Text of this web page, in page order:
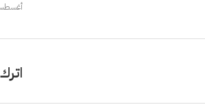
أغسطس 6,